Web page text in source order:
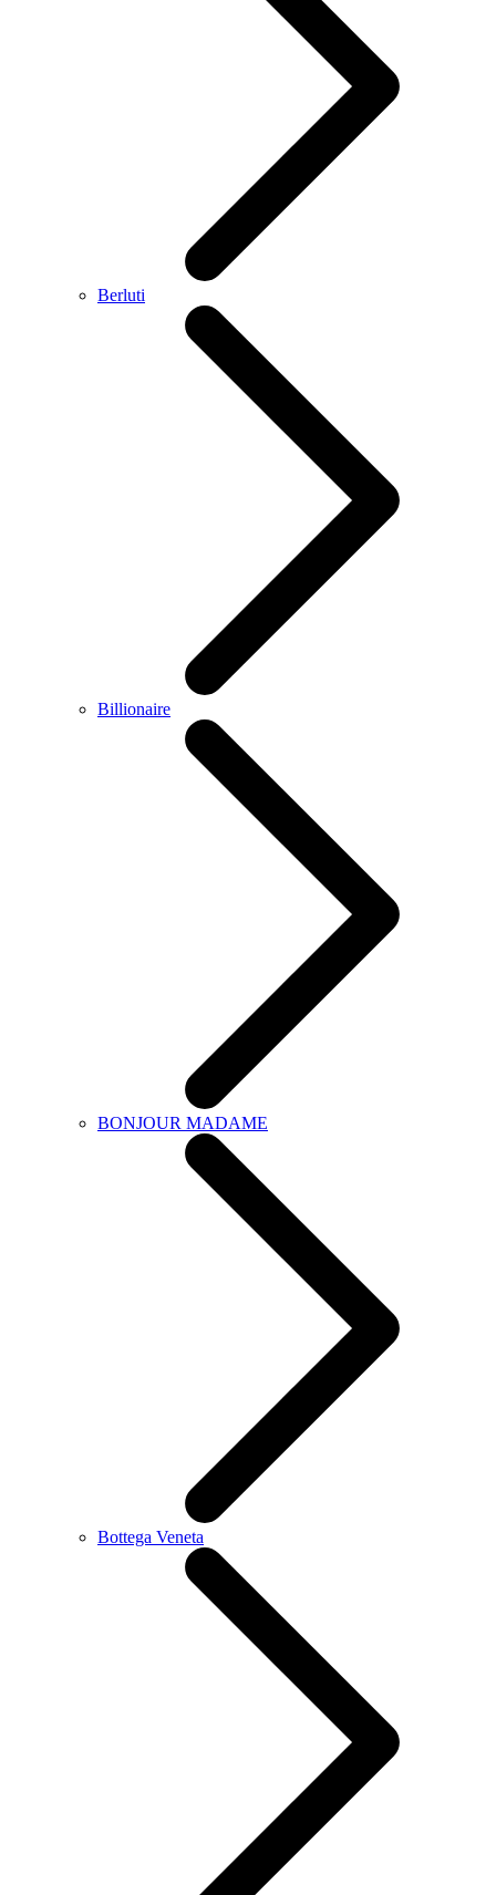
Berluti
Billionaire
BONJOUR MADAME
Bottega Veneta